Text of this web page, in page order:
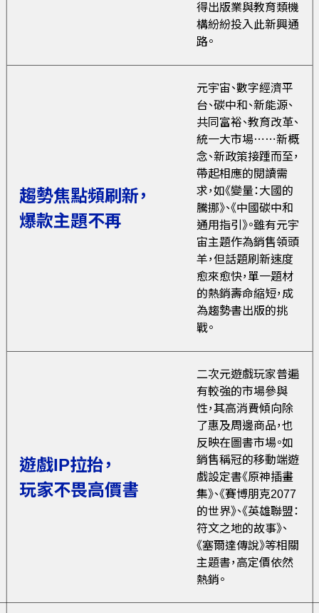
得出版業與教育類機
構紛紛投入此新興通
路。
趨勢焦點頻刷新，
爆款主題不再
元宇宙、數字經濟平
台、碳中和、新能源、
共同富裕、教育改革、
統一大市場⋯⋯新概
念、新政策接踵而至，
帶起相應的閱讀需
求，如《變量：大國的
騰挪》、《中國碳中和
通用指引》。雖有元宇
宙主題作為銷售領頭
羊，但話題刷新速度
愈來愈快，單一題材
的熱銷壽命縮短，成
為趨勢書出版的挑
戰。
遊戲IP拉抬，
玩家不畏高價書
二次元遊戲玩家普遍
有較強的市場參與
性，其高消費傾向除
了惠及周邊商品，也
反映在圖書市場。如
銷售稱冠的移動端遊
戲設定書《原神插畫
集》、《賽博朋克2077
的世界》、《英雄聯盟：
符文之地的故事》、
《塞爾達傳說》等相關
主題書，高定價依然
熱銷。